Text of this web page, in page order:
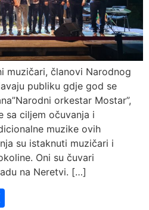
muzičari, članovi Narodnog
publiku gdje god se
orkestar Mostar”,
sa ciljem očuvanja i
muzike ovih
su istaknuti muzičari i
Oni su čuvari
na Neretvi. […]